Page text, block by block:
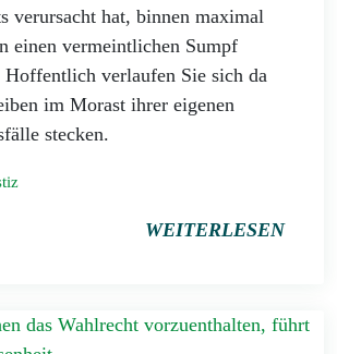
verursacht hat, binnen maximal
einen vermeintlichen Sumpf
Hoffentlich verlaufen Sie sich da
im Morast ihrer eigenen
stecken.
WEITERLESEN